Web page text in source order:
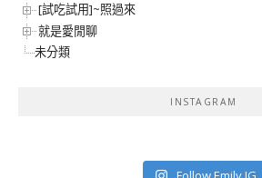
[試吃試用]~照過來
就是愛閒聊
未分類
INSTAGRAM